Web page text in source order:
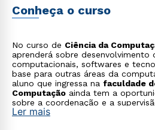
Conheça o curso
No curso de Ciência da
aprenderá sobre desenvolvimento
computacionais, softwares e
base para outras áreas da
aluno que ingressa na faculdade
Computação ainda tem a
sobre a coordenação e a
trabalho, soluções para a
Ler mais